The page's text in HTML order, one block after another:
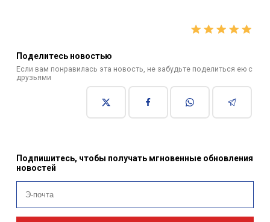
Поделитесь новостью
Если вам понравилась эта новость, не забудьте поделиться ею с
друзьями
Подпишитесь, чтобы получать мгновенные обновления
новостей